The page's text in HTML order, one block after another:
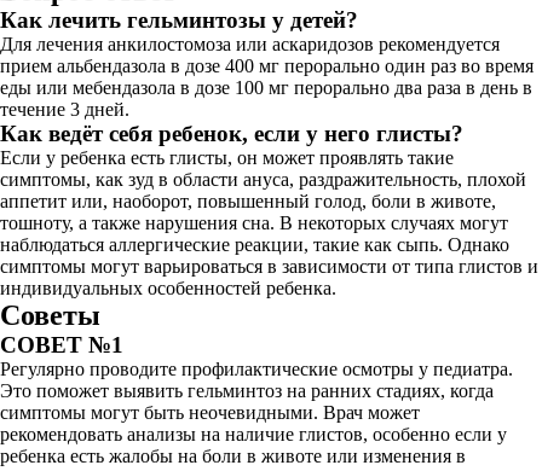
Как лечить гельминтозы у детей?
Для лечения анкилостомоза или аскаридозов рекомендуется
прием альбендазола в дозе 400 мг перорально один раз во время
еды или мебендазола в дозе 100 мг перорально два раза в день в
течение 3 дней.
Как ведёт себя ребенок, если у него глисты?
Если у ребенка есть глисты, он может проявлять такие
симптомы, как зуд в области ануса, раздражительность, плохой
аппетит или, наоборот, повышенный голод, боли в животе,
тошноту, а также нарушения сна. В некоторых случаях могут
наблюдаться аллергические реакции, такие как сыпь. Однако
симптомы могут варьироваться в зависимости от типа глистов и
индивидуальных особенностей ребенка.
Советы
СОВЕТ №1
Регулярно проводите профилактические осмотры у педиатра.
Это поможет выявить гельминтоз на ранних стадиях, когда
симптомы могут быть неочевидными. Врач может
рекомендовать анализы на наличие глистов, особенно если у
ребенка есть жалобы на боли в животе или изменения в